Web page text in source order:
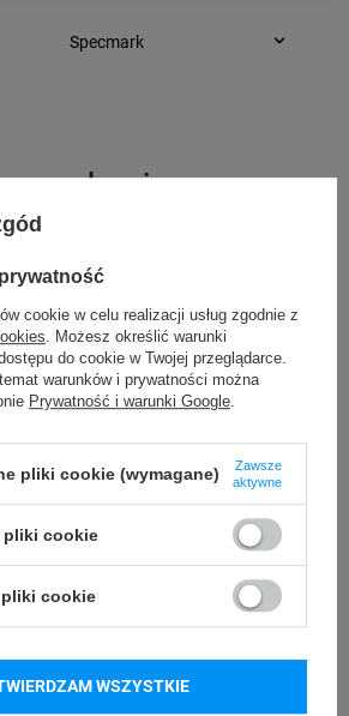
e-mail: gspr@ptmb.pl
Specmark
urządzenia
Brother P-touch PT-P710BT Cube
Brother P-touch PT-H500
Brother P-touch PT-E550WSP
Brother P-touch PT-E550
Brother P-touch PT-D600VP
cookie w celu realizacji usług zgodnie z
. Możesz określić warunki
do cookie w Twojej przeglądarce.
warunków i prywatności można
Prywatność i warunki Google
pliki cookie (wymagane)
Zawsze
aktywne
pliki cookie
pliki cookie
WSZYSTKIE